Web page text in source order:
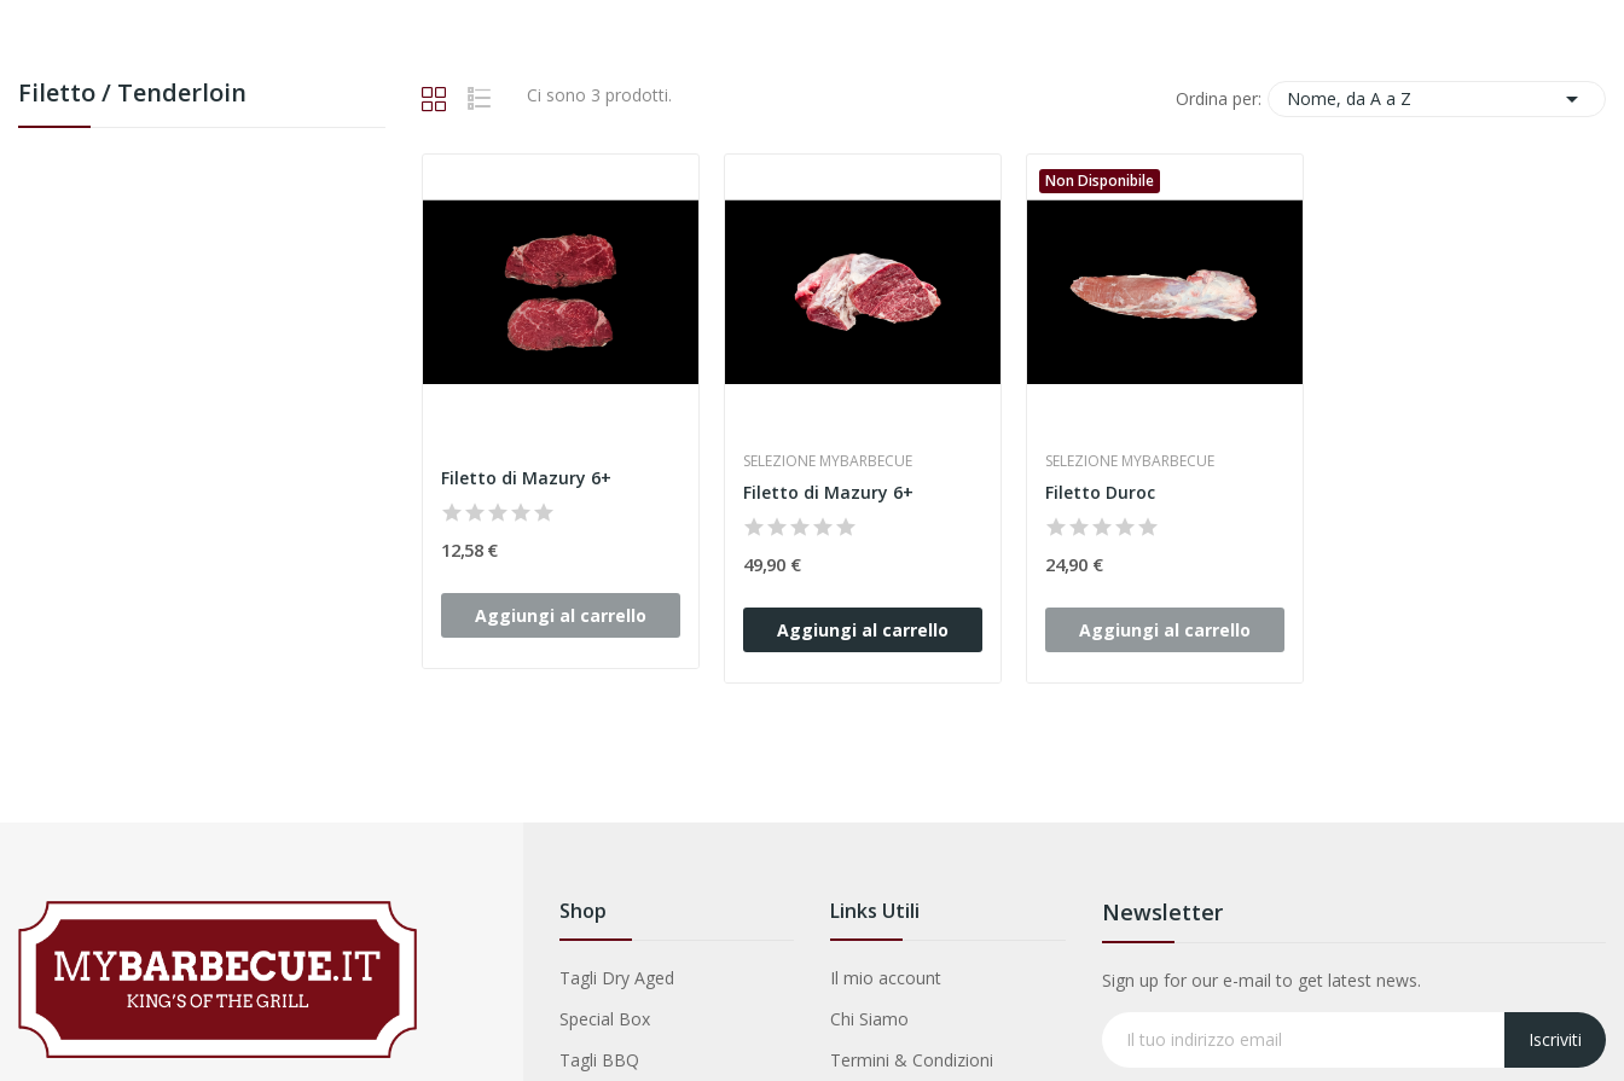
Filetto / Tenderloin Ci sono 3 prodotti. Ordina per: Nome, da A a Z 
Filetto di Mazury 6+
12,58 €
Aggiungi al carrello
SELEZIONE MYBARBECUE
Filetto di Mazury 6+
49,90 €
Aggiungi al carrello
Non Disponibile
SELEZIONE MYBARBECUE
Filetto Duroc
24,90 €
Aggiungi al carrello
Shop
Tagli Dry Aged
Special Box
Tagli BBQ
Links Utili
Il mio account
Chi Siamo
Termini & Condizioni
Newsletter
Sign up for our e-mail to get latest news.
Iscriviti